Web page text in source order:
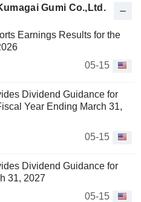
Gumi Co.,Ltd.
Earnings Results for the
05-15
Dividend Guidance for
Year Ending March 31,
05-15
Dividend Guidance for
31, 2027
05-15